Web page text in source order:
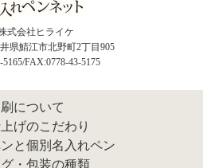
式会社ヒライケ
県鯖江市北野町2丁目905
5165/FAX:0778-43-5175
について
げのこだわり
と個別名入れペン
・包装の種類